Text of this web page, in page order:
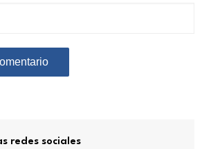
redes sociales